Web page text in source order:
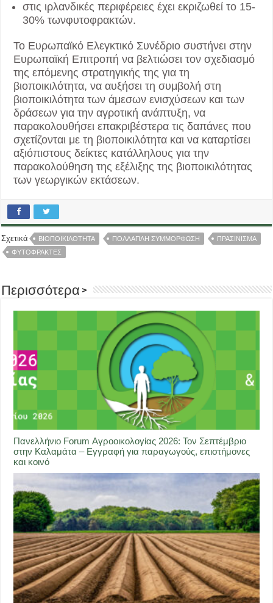
στις ιρλανδικές περιφέρειες έχει εκριζωθεί το 15-
30% τωνφυτοφρακτών.
Το Ευρωπαϊκό Ελεγκτικό Συνέδριο συστήνει στην
Ευρωπαϊκή Επιτροπή να βελτιώσει τον σχεδιασμό
της επόμενης στρατηγικής της για τη
βιοποικιλότητα, να αυξήσει τη συμβολή στη
βιοποικιλότητα των άμεσων ενισχύσεων και των
δράσεων για την αγροτική ανάπτυξη, να
παρακολουθήσει επακριβέστερα τις δαπάνες που
σχετίζονται με τη βιοποικιλότητα και να καταρτίσει
αξιόπιστους δείκτες κατάλληλους για την
παρακολούθηση της εξέλιξης της βιοποικιλότητας
των γεωργικών εκτάσεων.
Σχετικά ΒΙΟΠΟΙΚΙΛΟΤΗΤΑ ΠΟΛΛΑΠΛΗ ΣΥΜΜΟΡΦΩΣΗ
ΠΡΑΣΙΝΙΣΜΑ
ΦΥΤΟΦΡΑΚΤΕΣ
Περισσότερα >
Πανελλήνιο Forum Αγροοικολογίας 2026: Τον Σεπτέμβριο
στην Καλαμάτα – Εγγραφή για παραγωγούς, επιστήμονες
και κοινό